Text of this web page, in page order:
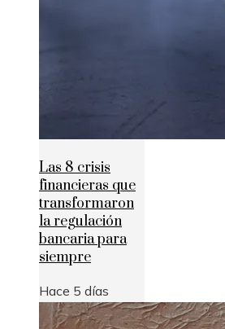
Las 8 crisis
financieras que
transformaron
la regulación
bancaria para
siempre
Hace 5 días